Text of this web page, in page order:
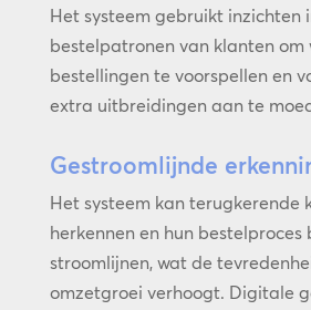
Het systeem gebruikt inzichten
bestelpatronen van klanten om
bestellingen te voorspellen en
extra uitbreidingen aan te
Gestroomlijnde
Het systeem kan terugkerende
herkennen en hun
stroomlijnen, wat de
omzetgroei verhoogt. Digitale